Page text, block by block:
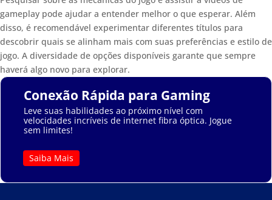
gameplay pode ajudar a entender melhor o que esperar. Além
disso, é recomendável experimentar diferentes títulos para
descobrir quais se alinham mais com suas preferências e estilo de
jogo. A diversidade de opções disponíveis garante que sempre
haverá algo novo para explorar.
Conexão Rápida para Gaming
Leve suas habilidades ao próximo nível com
velocidades incríveis de internet fibra óptica. Jogue
sem limites!
Saiba Mais